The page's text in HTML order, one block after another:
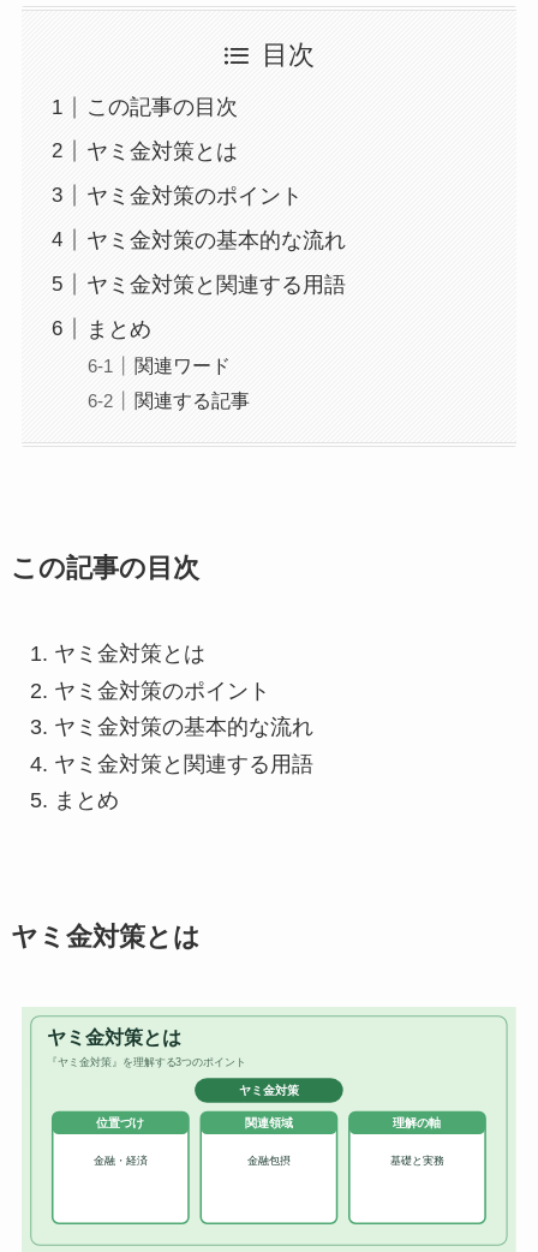
目次
この記事の目次
ヤミ金対策とは
ヤミ金対策のポイント
ヤミ金対策の基本的な流れ
ヤミ金対策と関連する用語
まとめ
関連ワード
関連する記事
この記事の目次
ヤミ金対策とは
ヤミ金対策のポイント
ヤミ金対策の基本的な流れ
ヤミ金対策と関連する用語
まとめ
ヤミ金対策とは